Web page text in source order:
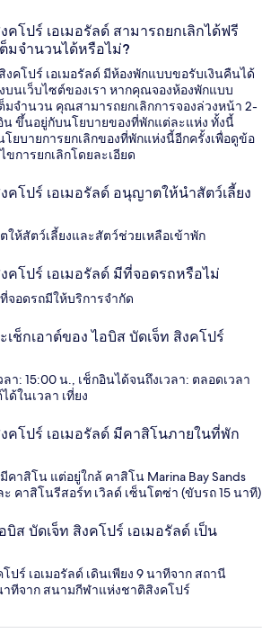
คโปร์ เอเมอรัลด์ สามารถยกเลิกได้ฟรี
มจำนวนได้หรือไม่?
งคโปร์ เอเมอรัลด์ มีห้องพักแบบขอรับเงินคืนได้
บนเว็บไซต์ของเรา หากคุณจองห้องพักแบบ
มจำนวน คุณสามารถยกเลิกการจองล่วงหน้า 2-
น ขึ้นอยู่กับนโยบายของที่พักแต่ละแห่ง ทั้งนี้
ยบายการยกเลิกของที่พักแห่งนี้อีกครั้งเพื่อดูข้อ
ขการยกเลิกโดยละเอียด
คโปร์ เอเมอรัลด์ อนุญาตให้นำสัตว์เลี้ยง
ห้สัตว์เลี้ยงและสัตว์ช่วยเหลือเข้าพัก
คโปร์ เอเมอรัลด์ มีที่จอดรถหรือไม่
จอดรถมีให้บริการจำกัด
เช็กเอาต์ของ ไอบิส บัดเจ็ท สิงคโปร์
า: 15:00 น., เช็กอินได้จนถึงเวลา: ตลอดเวลา
ด้ในเวลา เที่ยง
คโปร์ เอเมอรัลด์ มีคาสิโนภายในที่พัก
คาสิโน แต่อยู่ใกล้ คาสิโน Marina Bay Sands
คาสิโนรีสอร์ท เวิลด์ เซ็นโตซ่า (ขับรถ 15 นาที)
ส บัดเจ็ท สิงคโปร์ เอเมอรัลด์ เป็น
ปร์ เอเมอรัลด์ เดินเพียง 9 นาทีจาก สถานี
าทีจาก สนามกีฬาแห่งชาติสิงคโปร์